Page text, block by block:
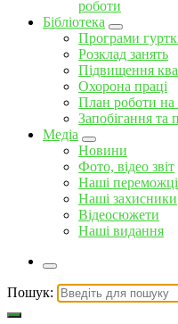
роботи
Бібліотека
Програми
Розклад занять
Підвищення
Охорона праці
План роботи на
Запобігання та
Медіа
Новини
Фото, відео звіт
Наші переможці
Наші захисники
Відеосюжети
Наші видання
Пошук: